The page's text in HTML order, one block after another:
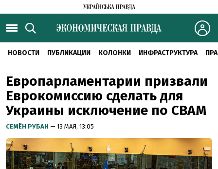
НОВОСТИ ПУБЛИКАЦИИ КОЛОНКИ ИНФРАСТРУКТУРА
Европарламентарии призвали
Еврокомиссию сделать для
Украины исключение по CBAM
СЕМЁН РУБАН — 13 МАЯ, 13:05